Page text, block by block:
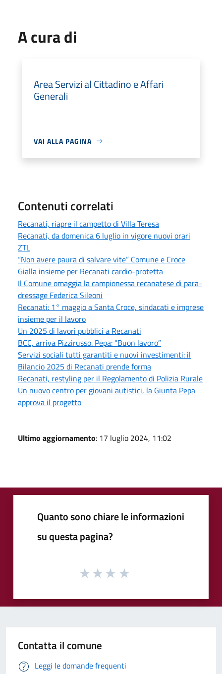
A cura di
Area Servizi al Cittadino e Affari
Generali
VAI ALLA PAGINA
Contenuti correlati
Recanati, riapre il campetto di Villa Teresa
Recanati, da domenica 6 luglio in vigore nuovi orari
ZTL
“Non avere paura di salvare vite” Comune e Croce
Gialla insieme per Recanati cardio-protetta
Il Comune omaggia la campionessa recanatese di para-
dressage Federica Sileoni
Recanati: 1° maggio a Santa Croce, sindacati e imprese
insieme per il lavoro
Un 2025 di lavori pubblici a Recanati
BCC, arriva Pizzirusso. Pepa: “Buon lavoro”
Servizi sociali tutti garantiti e nuovi investimenti: il
Bilancio 2025 di Recanati prende forma
Recanati, restyling per il Regolamento di Polizia Rurale
Un nuovo centro per giovani autistici, la Giunta Pepa
approva il progetto
Ultimo aggiornamento: 17 luglio 2024, 11:02
Quanto sono chiare le informazioni
su questa pagina?
Contatta il comune
Leggi le domande frequenti